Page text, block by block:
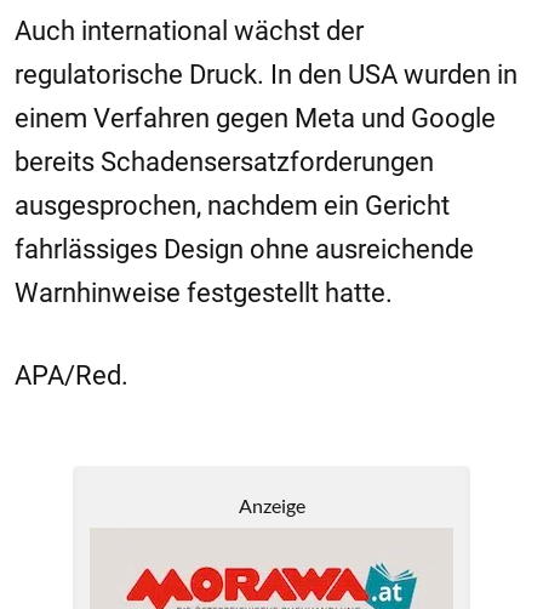
Auch international wächst der
regulatorische Druck. In den USA wurden in
einem Verfahren gegen Meta und Google
bereits Schadensersatzforderungen
ausgesprochen, nachdem ein Gericht
fahrlässiges Design ohne ausreichende
Warnhinweise festgestellt hatte.
APA/Red.
Anzeige